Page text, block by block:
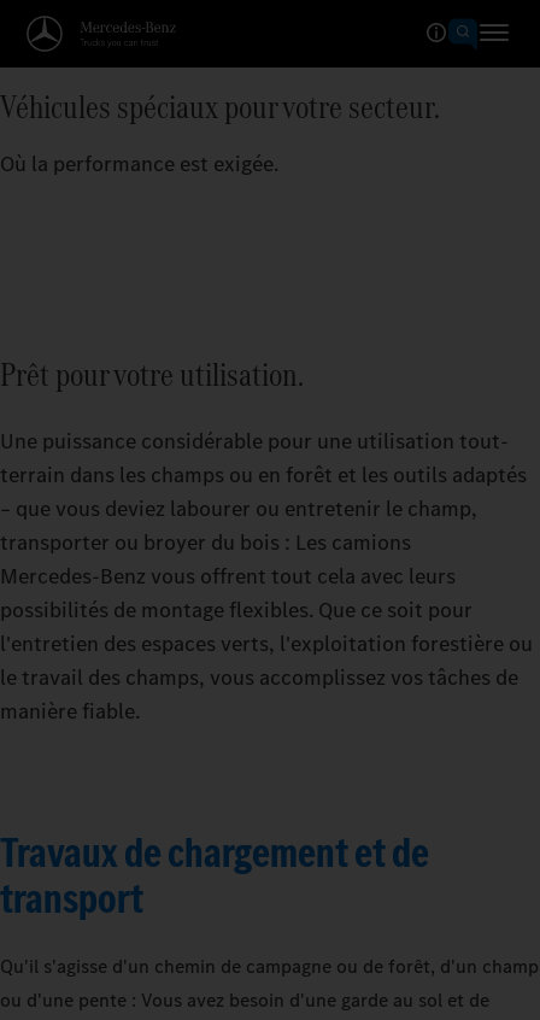
Véhicules spéciaux pour votre secteur.
Où la performance est exigée.
Prêt pour votre utilisation.
Une puissance considérable pour une utilisation tout-
terrain dans les champs ou en forêt et les outils adaptés
– que vous deviez labourer ou entretenir le champ,
transporter ou broyer du bois : Les camions
Mercedes‑Benz vous offrent tout cela avec leurs
possibilités de montage flexibles. Que ce soit pour
l'entretien des espaces verts, l'exploitation forestière ou
le travail des champs, vous accomplissez vos tâches de
manière fiable.
Travaux de chargement et de
transport
Qu'il s'agisse d'un chemin de campagne ou de forêt, d'un champ
ou d'une pente : Vous avez besoin d'une garde au sol et de